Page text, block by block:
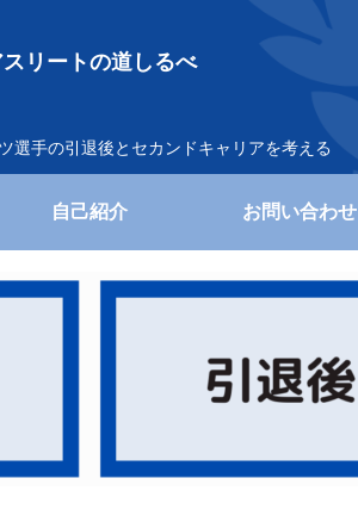
スリートの道しるべ
選手の引退後とセカンドキャリアを考える
自己紹介 お問い合わせ